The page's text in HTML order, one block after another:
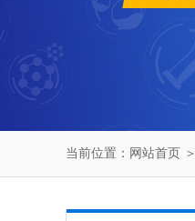
当前位置： 网站首页 ＞